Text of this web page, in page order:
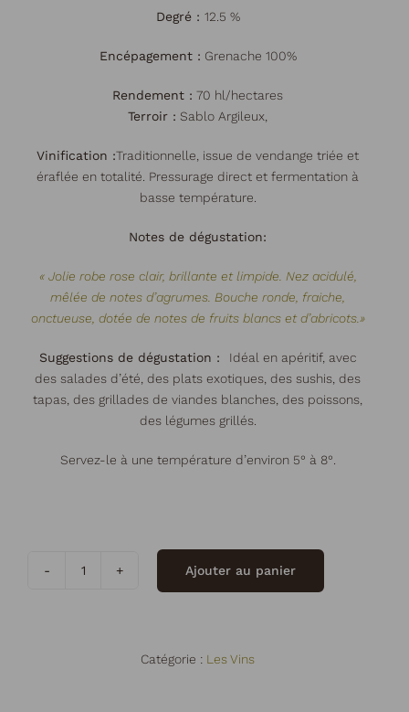
Degré : 12.5 %
Encépagement : Grenache 100%
Rendement : 70 hl/hectares
Terroir : Sablo Argileux,
Vinification :Traditionnelle, issue de vendange triée et
éraflée en totalité. Pressurage direct et fermentation à
basse température.
Notes de dégustation:
« Jolie robe rose clair, brillante et limpide. Nez acidulé,
mêlée de notes d’agrumes. Bouche ronde, fraiche,
onctueuse, dotée de notes de fruits blancs et d’abricots.»
Suggestions de dégustation : Idéal en apéritif, avec
des salades d’été, des plats exotiques, des sushis, des
tapas, des grillades de viandes blanches, des poissons,
des légumes grillés.
Servez-le à une température d’environ 5° à 8°.
quantité
Ajouter au panier
Catégorie : Les Vins